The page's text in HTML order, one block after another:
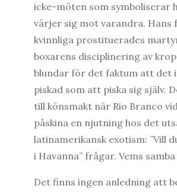
icke-möten som symboliserar
värjer sig mot varandra. Hans
kvinnliga prostituerades
boxarens disciplinering av
blundar för det faktum att det
piskad som att piska sig själv.
till könsmakt när Rio Branco
påskina en njutning hos det
latinamerikansk exotism: ”Vill
i Havanna” frågar. Vems
Det finns ingen anledning att